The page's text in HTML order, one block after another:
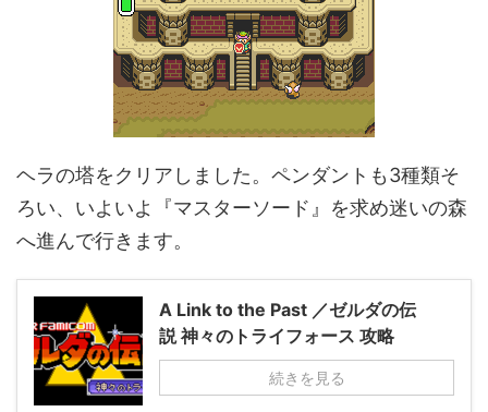
ヘラの塔をクリアしました。ペンダントも3種類そ
ろい、いよいよ『マスターソード』を求め迷いの森
へ進んで行きます。
A Link to the Past ／ゼルダの伝
説 神々のトライフォース 攻略
続きを見る